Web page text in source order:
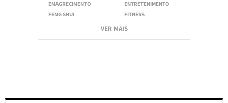
EMAGRECIMENTO
ENTRETENIMENTO
FENG SHUI
FITNESS
VER MAIS